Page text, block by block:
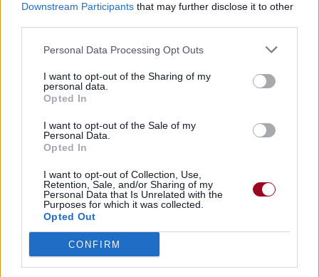
Downstream Participants that may further disclose it to other
Personal Data Processing Opt Outs
I want to opt-out of the Sharing of my
personal data.
Opted In
I want to opt-out of the Sale of my
Personal Data.
Opted In
I want to opt-out of Collection, Use,
Retention, Sale, and/or Sharing of my
Personal Data that Is Unrelated with the
Purposes for which it was collected.
Opted Out
CONFIRM
Voir la vidéo de «Untitled»
Concert/Live Concert/Live
Paroles + Traduction Téléchargement
Commentaires